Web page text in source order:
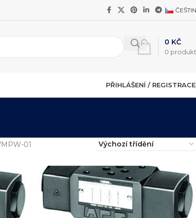
0
0 KČ
PŘIHLÁŠENÍ / REGISTRACE
MPW-01